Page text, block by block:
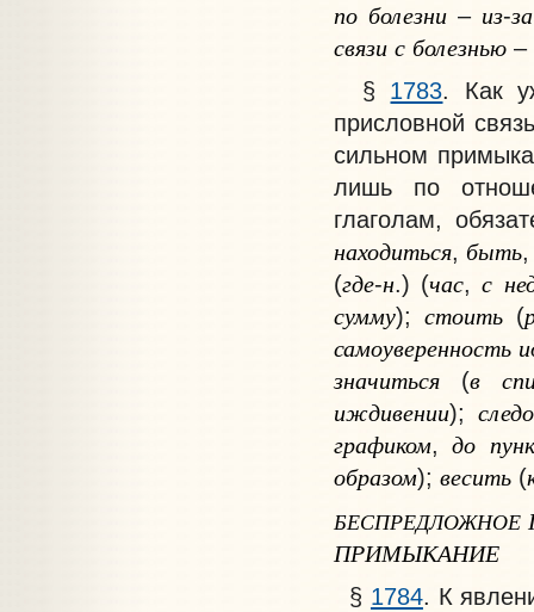
по болезни– из-за
связи с болезнью–
§ 1783. Как
присловной
сильном
лишь по
глаголам,
находиться, быть
(где-н.) (час,с
сумму); стоить(
самоуверенность
значиться(в
иждивении);
графиком,до
образом); весить(
БЕСПРЕДЛОЖНОЕ
ПРИМЫКАНИЕ
§ 1784. К